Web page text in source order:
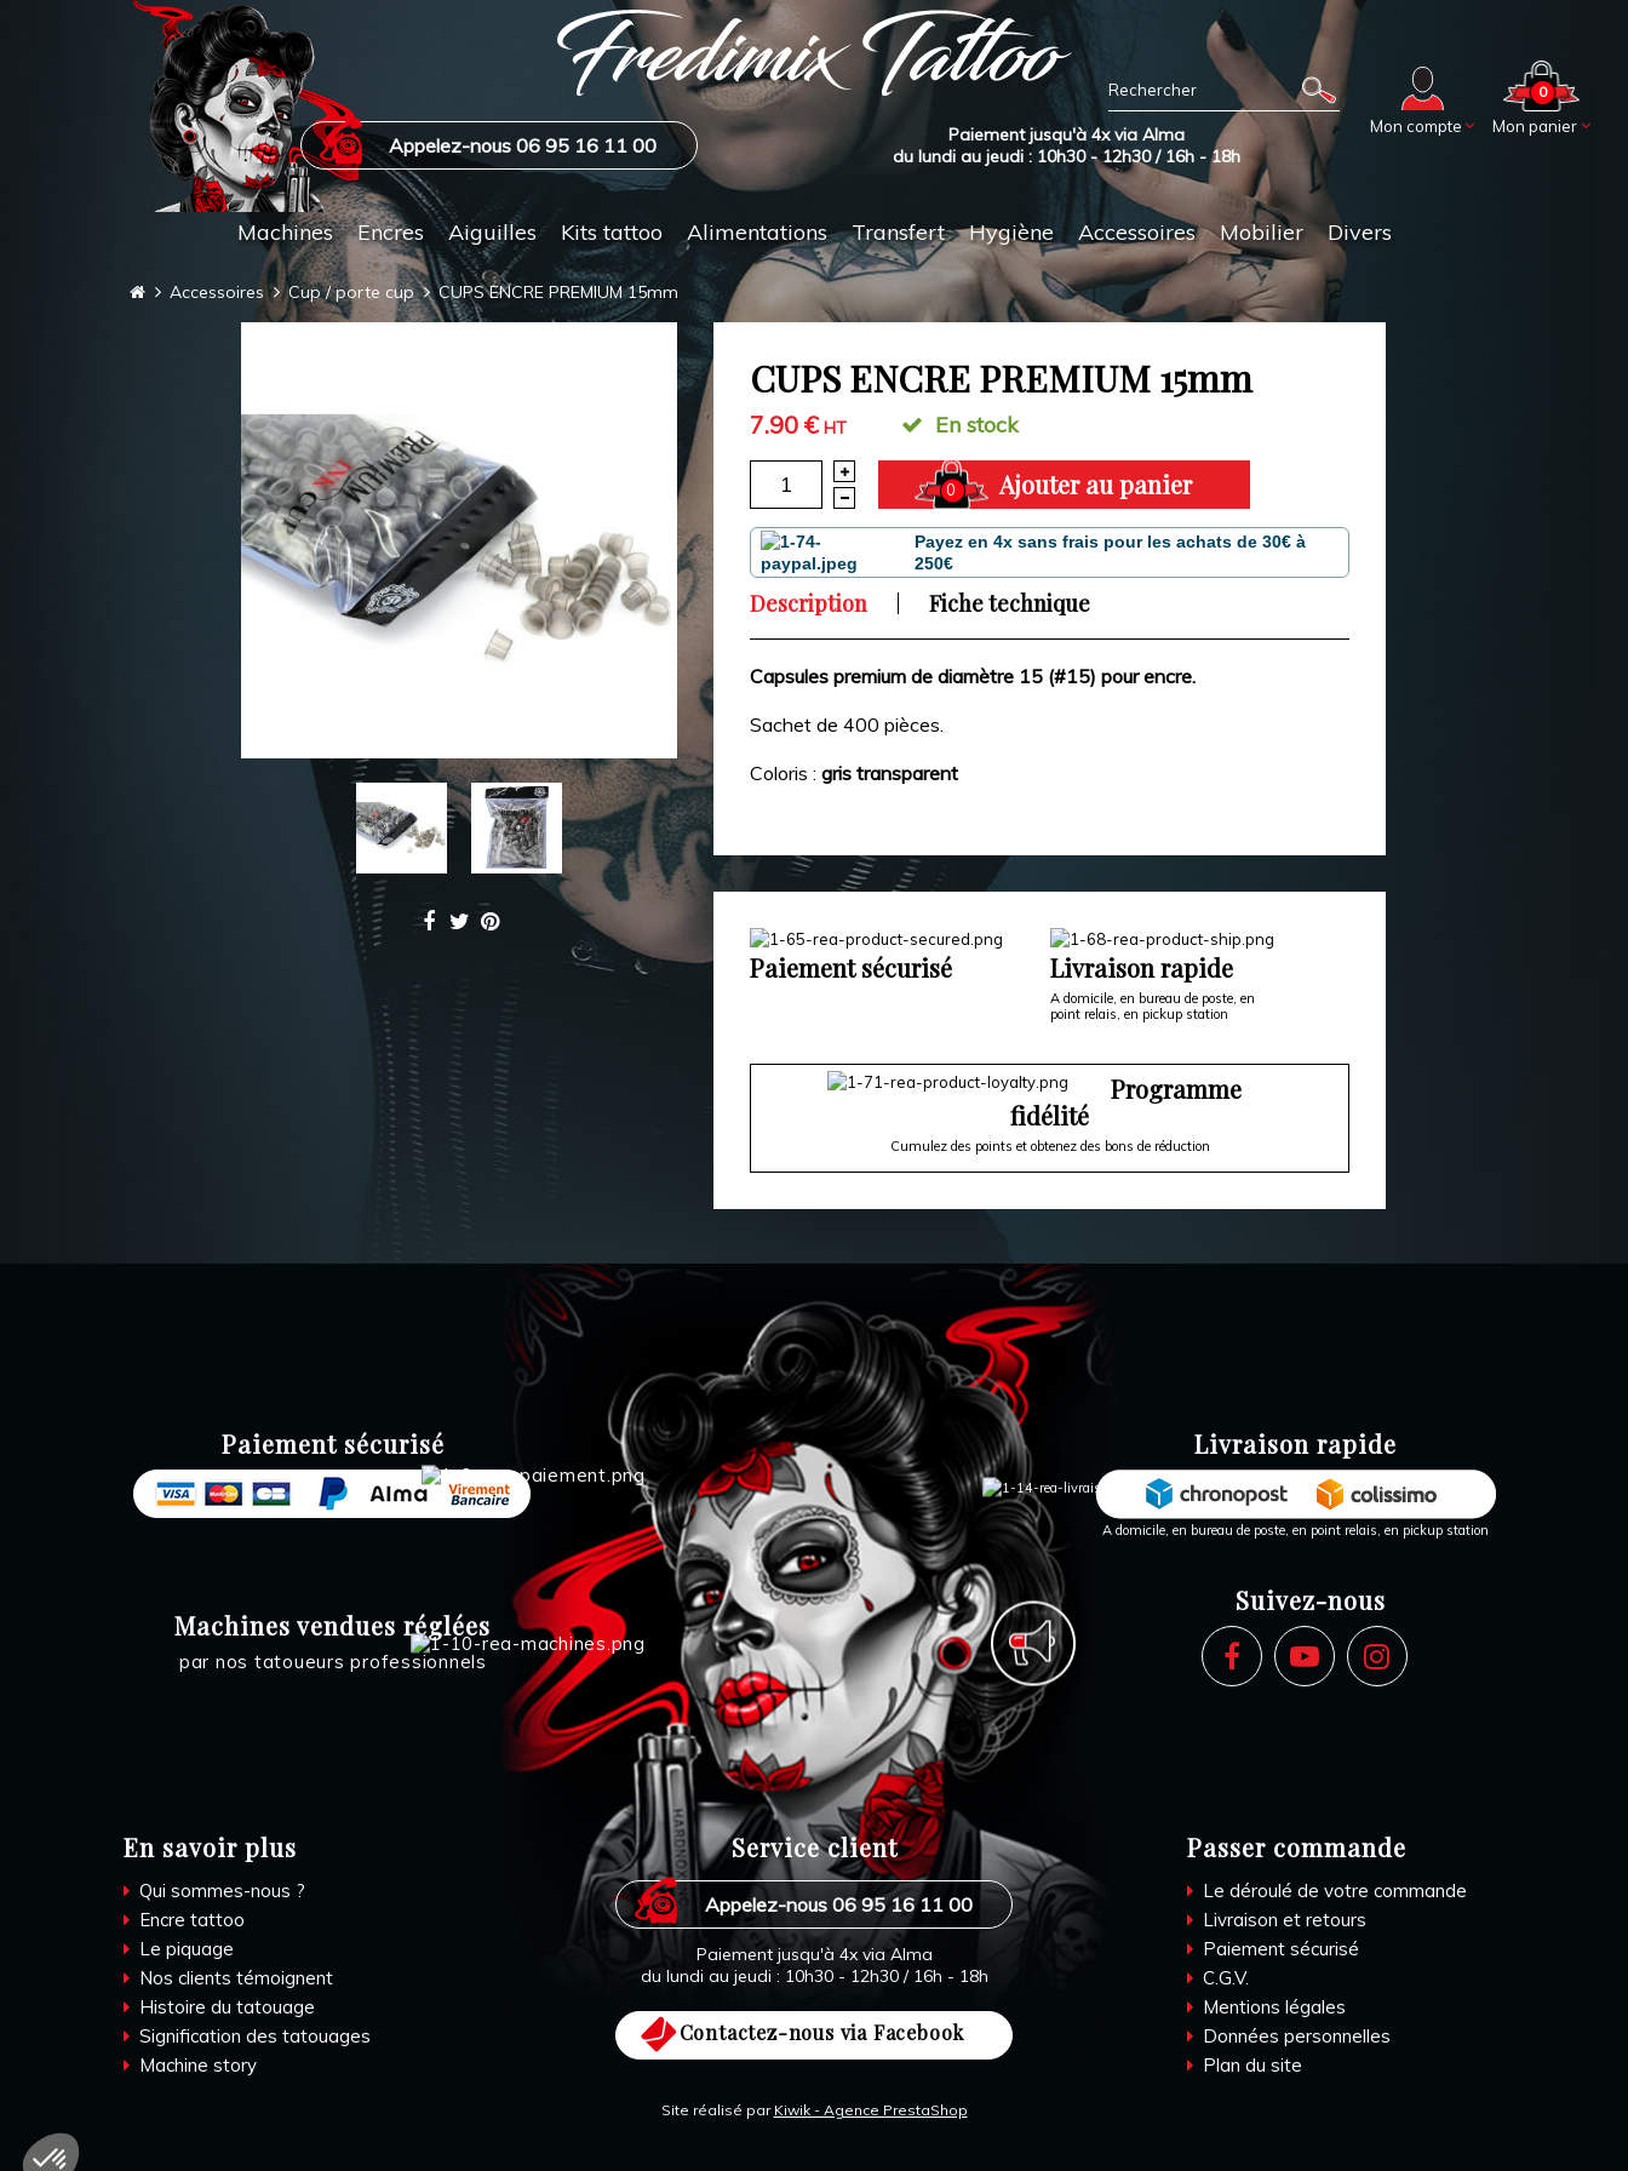
Mon panier
0
Mon compte
Appelez-nous 06 95 16 11 00
Paiement jusqu'à 4x via Alma
du lundi au jeudi : 10h30 - 12h30 / 16h - 18h
Machines Encres Aiguilles Kits tattoo Alimentations Transfert Hygiène Accessoires Mobilier Divers
Accessoires Cup / porte cup CUPS ENCRE PREMIUM 15mm
CUPS ENCRE PREMIUM 15mm
7.90 €HT En stock
0 Ajouter au panier
Payez en 4x sans frais pour les achats de 30€ à
250€
Description Fiche technique
Capsules premium de diamètre 15 (#15) pour encre.
Sachet de 400 pièces.
Coloris :gris transparent
Paiement sécurisé Livraison rapide
A domicile, en bureau de poste, en
point relais, en pickup station
Programme
fidélité
Cumulez des points et obtenez des bons de réduction
Paiement sécurisé
Machines vendues réglées
par nos tatoueurs professionnels
Livraison rapide
A domicile, en bureau de poste, en point relais, en pickup station
Suivez-nous
En savoir plus
Qui sommes-nous ?
Encre tattoo
Le piquage
Nos clients témoignent
Histoire du tatouage
Signification des tatouages
Machine story
Service client
Appelez-nous 06 95 16 11 00
Paiement jusqu'à 4x via Alma
du lundi au jeudi : 10h30 - 12h30 / 16h - 18h
Contactez-nous via Facebook
Passer commande
Le déroulé de votre commande
Livraison et retours
Paiement sécurisé
C.G.V.
Mentions légales
Données personnelles
Plan du site
Site réalisé par Kiwik - Agence PrestaShop